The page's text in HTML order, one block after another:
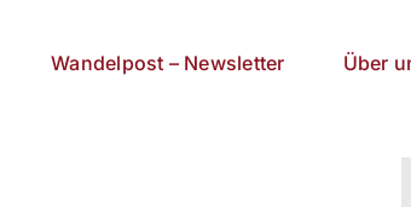
Wandelpost – Newsletter Über